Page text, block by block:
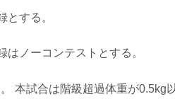
とする。
はノーコンテストとする。
本試合は階級超過体重が0.5kg